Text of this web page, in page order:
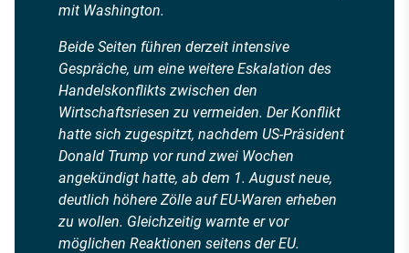
mit Washington.
Beide Seiten führen derzeit intensive
Gespräche, um eine weitere Eskalation des
Handelskonflikts zwischen den
Wirtschaftsriesen zu vermeiden. Der Konflikt
hatte sich zugespitzt, nachdem US-Präsident
Donald Trump vor rund zwei Wochen
angekündigt hatte, ab dem 1. August neue,
deutlich höhere Zölle auf EU-Waren erheben
zu wollen. Gleichzeitig warnte er vor
möglichen Reaktionen seitens der EU.